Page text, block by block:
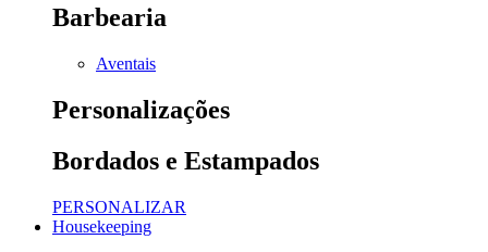
Barbearia
Aventais
Personalizações
Bordados e Estampados
PERSONALIZAR
Housekeeping